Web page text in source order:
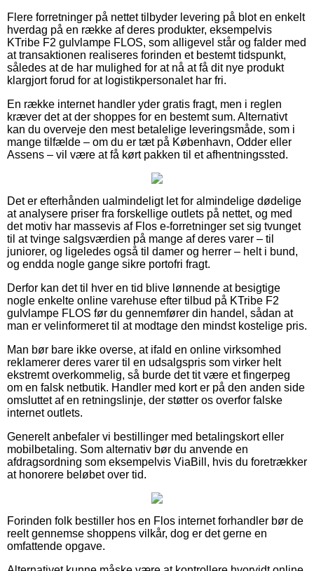
Flere forretninger på nettet tilbyder levering på blot en enkelt
hverdag på en række af deres produkter, eksempelvis
KTribe F2 gulvlampe FLOS, som alligevel står og falder med
at transaktionen realiseres forinden et bestemt tidspunkt,
således at de har mulighed for at nå at få dit nye produkt
klargjort forud for at logistikpersonalet har fri.
En række internet handler yder gratis fragt, men i reglen
kræver det at der shoppes for en bestemt sum. Alternativt
kan du overveje den mest betalelige leveringsmåde, som i
mange tilfælde – om du er tæt på København, Odder eller
Assens – vil være at få kørt pakken til et afhentningssted.
Det er efterhånden ualmindeligt let for almindelige dødelige
at analysere priser fra forskellige outlets på nettet, og med
det motiv har massevis af Flos e-forretninger set sig tvunget
til at tvinge salgsværdien på mange af deres varer – til
juniorer, og ligeledes også til damer og herrer – helt i bund,
og endda nogle gange sikre portofri fragt.
Derfor kan det til hver en tid blive lønnende at besigtige
nogle enkelte online varehuse efter tilbud på KTribe F2
gulvlampe FLOS før du gennemfører din handel, sådan at
man er velinformeret til at modtage den mindst kostelige pris.
Man bør bare ikke overse, at ifald en online virksomhed
reklamerer deres varer til en udsalgspris som virker helt
ekstremt overkommelig, så burde det tit være et fingerpeg
om en falsk netbutik. Handler med kort er på den anden side
omsluttet af en retningslinje, der støtter os overfor falske
internet outlets.
Generelt anbefaler vi bestillinger med betalingskort eller
mobilbetaling. Som alternativ bør du anvende en
afdragsordning som eksempelvis ViaBill, hvis du foretrækker
at honorere beløbet over tid.
Forinden folk bestiller hos en Flos internet forhandler bør de
reelt gennemse shoppens vilkår, dog er det gerne en
omfattende opgave.